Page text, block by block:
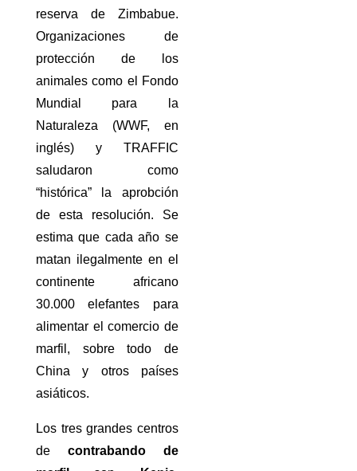
reserva de Zimbabue.
Organizaciones de
protección de los
animales como el Fondo
Mundial para la
Naturaleza (WWF, en
inglés) y TRAFFIC
saludaron como
“histórica” la aprobción
de esta resolución. Se
estima que cada año se
matan ilegalmente en el
continente africano
30.000 elefantes para
alimentar el comercio de
marfil, sobre todo de
China y otros países
asiáticos.
Los tres grandes centros
de contrabando de